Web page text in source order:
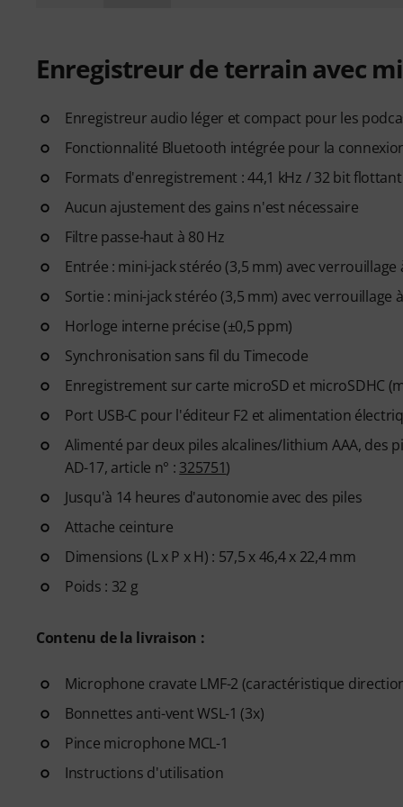
Enregistreur de terrain avec
Enregistreur audio léger et compact pour les
Fonctionnalité Bluetooth intégrée pour la
Formats d'enregistrement : 44,1 kHz / 32 bit
Aucun ajustement des gains n'est nécessaire
Filtre passe-haut à 80 Hz
Entrée : mini-jack stéréo (3,5 mm) avec
Sortie : mini-jack stéréo (3,5 mm) avec verrouillage
Horloge interne précise (±0,5 ppm)
Synchronisation sans fil du Timecode
Enregistrement sur carte microSD et microSDHC
Port USB-C pour l'éditeur F2 et alimentation
Alimenté par deux piles alcalines/lithium AAA, des
AD-17, article n° : 325751)
Jusqu'à 14 heures d'autonomie avec des piles
Attache ceinture
Dimensions (L x P x H) : 57,5 x 46,4 x 22,4 mm
Poids : 32 g
Contenu de la livraison :
Microphone cravate LMF-2 (caractéristique
Bonnettes anti-vent WSL-1 (3x)
Pince microphone MCL-1
Instructions d'utilisation